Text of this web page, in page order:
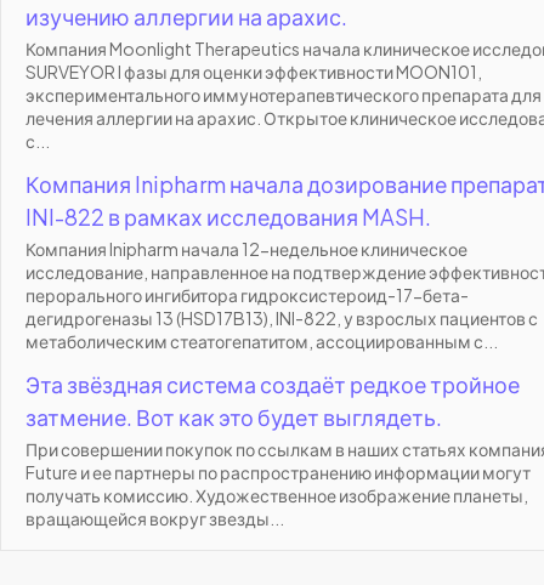
изучению аллергии на арахис.
Компания Moonlight Therapeutics начала клиническое
SURVEYOR I фазы для оценки эффективности MOON101,
экспериментального иммунотерапевтического препарата для
лечения аллергии на арахис. Открытое клиническое
с...
Компания Inipharm начала дозирование
INI-822 в рамках исследования MASH.
Компания Inipharm начала 12-недельное клиническое
исследование, направленное на подтверждение
перорального ингибитора гидроксистероид-17-бета-
дегидрогеназы 13 (HSD17B13), INI-822, у взрослых пациентов с
метаболическим стеатогепатитом, ассоциированным с...
Эта звёздная система создаёт редкое тройное
затмение. Вот как это будет выглядеть.
При совершении покупок по ссылкам в наших статьях
Future и ее партнеры по распространению информации могут
получать комиссию. Художественное изображение планеты,
вращающейся вокруг звезды...